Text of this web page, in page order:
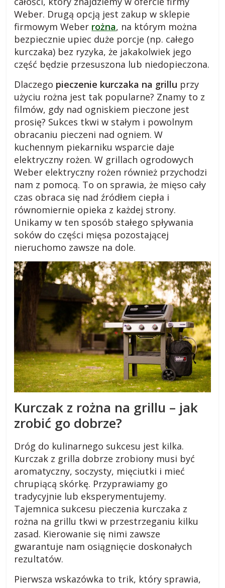
o
g
c
z
a
r
o
d
z
e
s
k
w
e
Weber. Drugą opcją jest zakup w sklepie
firmowym Weber rożna, na którym można
bezpiecznie upiec duże porcje (np. całego
kurczaka) bez ryzyka, że jakakolwiek jego
część będzie przesuszona lub niedopieczona.
Dlaczego pieczenie kurczaka na grillu przy
użyciu rożna jest tak popularne? Znamy to z
filmów, gdy nad ogniskiem pieczone jest
prosię? Sukces tkwi w stałym i powolnym
obracaniu pieczeni nad ogniem. W
kuchennym piekarniku wsparcie daje
elektryczny rożen. W grillach ogrodowych
Weber elektryczny rożen również przychodzi
nam z pomocą. To on sprawia, że mięso cały
czas obraca się nad źródłem ciepła i
równomiernie opieka z każdej strony.
Unikamy w ten sposób stałego spływania
soków do części mięsa pozostającej
nieruchomo zawsze na dole.
Kurczak z rożna na grillu – jak
zrobić go dobrze?
Dróg do kulinarnego sukcesu jest kilka.
Kurczak z grilla dobrze zrobiony musi być
aromatyczny, soczysty, mięciutki i mieć
chrupiącą skórkę. Przyprawiamy go
tradycyjnie lub eksperymentujemy.
Tajemnica sukcesu pieczenia kurczaka z
rożna na grillu tkwi w przestrzeganiu kilku
zasad. Kierowanie się nimi zawsze
gwarantuje nam osiągnięcie doskonałych
rezultatów.
Pierwsza wskazówka to trik, który sprawia,